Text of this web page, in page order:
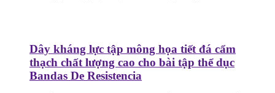
Dây kháng lực tập mông họa tiết đá cẩm
thạch chất lượng cao cho bài tập thể dục
Bandas De Resistencia